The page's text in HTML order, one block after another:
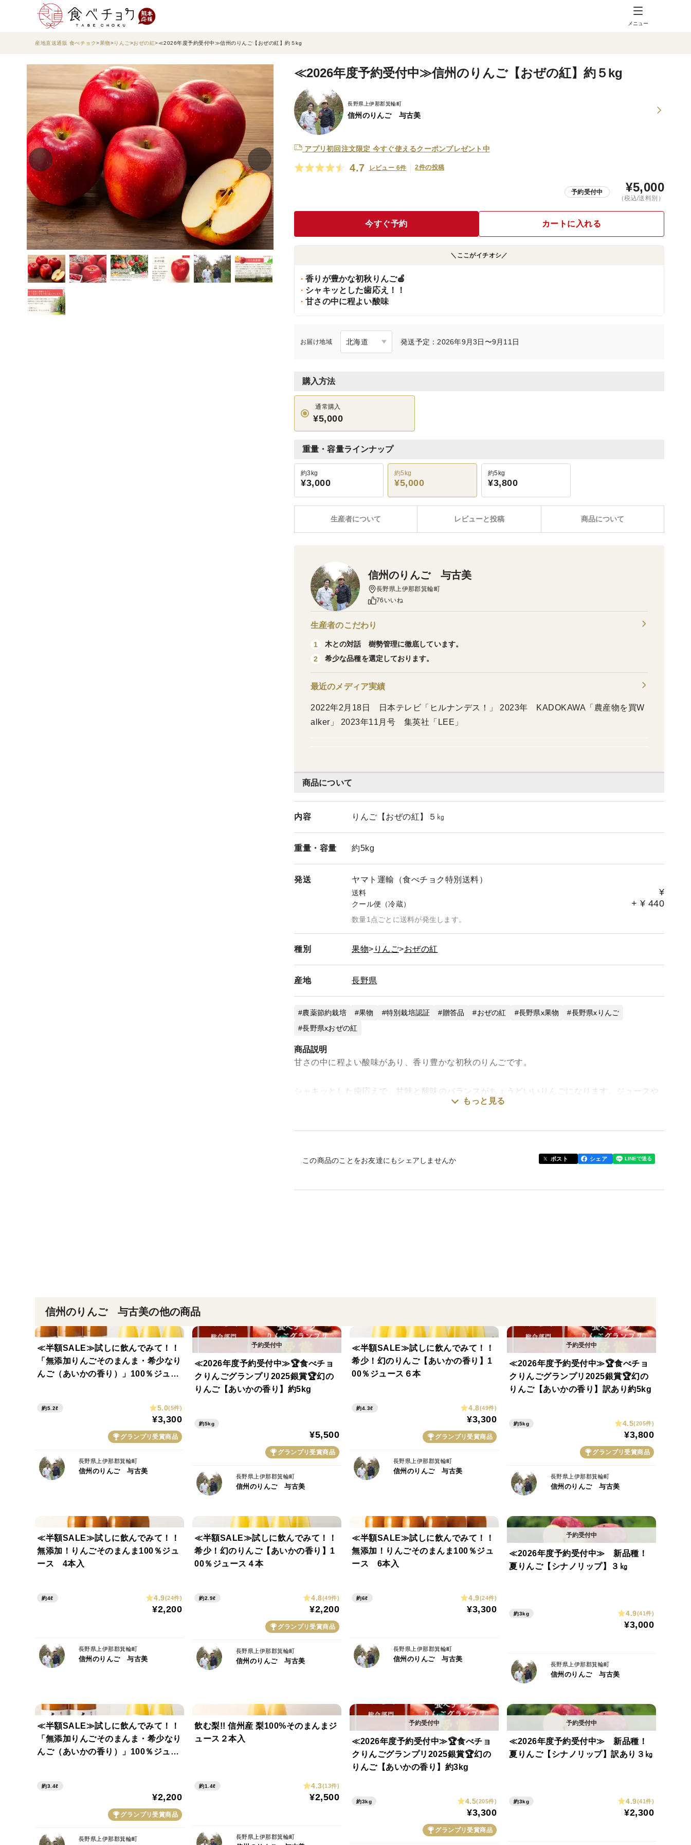
メニュー
産地直送通販 食べチョク 果物 りんご おぜの紅 ≪2026年度予約受付中≫信州のりんご【おぜの紅】約５kg
≪2026年度予約受付中≫信州のりんご【おぜの紅】約５kg
長野県上伊那郡箕輪町
信州のりんご 与古美
アプリ初回注文限定 今すぐ使えるクーポンプレゼント中
4.7 レビュー 6件 2件の投稿
予約受付中 ¥5,000
（税込/送料別）
今すぐ予約 カートに入れる
＼ここがイチオシ／
香りが豊かな初秋りんご🍎
シャキッとした歯応え！！
甘さの中に程よい酸味
お届け地域 発送予定：2026年9月3日〜9月11日
購入方法
通常購入
¥5,000
重量・容量ラインナップ
約3kg
¥3,000
約5kg
¥5,000
約5kg
¥3,800
レビューと投稿 商品について
生産者について
商品について
内容 りんご【おぜの紅】５㎏
重量・ 容量 約5kg
発送 ヤマト運輸（食べチョク特別送料）
送料 ¥
クール便（冷蔵） + ¥ 440
数量1点ごとに送料が発生します。
種別 果物 りんご おぜの紅
産地 長野県
農薬節約栽培 果物 特別栽培認証 贈答品 おぜの紅 長野県x果物
長野県xりんご
長野県xおぜの紅
商品説明
甘さの中に程よい酸味があり、香り豊かな初秋のりんごです。
シャキッとした歯応えで、甘味と酸味のバランスがちょうどいいりんごになります。ジュースや
・おぜの紅[約5kg]
賞味期限:出荷日より約1週間（要冷蔵）
【保存方法について】
🍎りんごは低温で湿度の高いところ（冷蔵庫の野菜室など）で保存してください。
🍎りんごは果物を熟させる働きを持つエチレンガスを放出するため、他の果物や野菜と一緒に保
存する際には注意が必要です。
🍎ポリ袋などに入れて保存することをおすすめします。
🍎保存状態が長いと果肉が軟化してきますので、なるべくお早めにお召し上がりいただければと
思います。
もっと見る
この商品のことをお友達にもシェアしませんか ポスト シェア
信州のりんご 与古美
長野県上伊那郡箕輪町
76いいね
生産者のこだわり
1
木との対話 樹勢管理に徹底しています。
2
希少な品種を選定しております。
最近のメディア実績
2022年2月18日 日本テレビ「ヒルナンデス！」 2023年 KADOKAWA「農産物を買W
alker」 2023年11月号 集英社「LEE」
信州のりんご 与古美の他の商品
≪半額SALE≫試しに飲んでみて！！
「無添加りんごそのまんま・希少なり
んご（あいかの香り）」100％ジュー
約5.2ℓ 5.0(5件)
¥3,300
グランプリ受賞商品
長野県上伊那郡箕輪町
信州のりんご 与古美
≪2026年度予約受付中≫🏆食べチョ
クりんごグランプリ2025銀賞🏆幻の
りんご【あいかの香り】約5kg
約5kg
¥5,500
グランプリ受賞商品
長野県上伊那郡箕輪町
信州のりんご 与古美
≪半額SALE≫試しに飲んでみて！！
希少！幻のりんご【あいかの香り】1
00％ジュース６本
約4.3ℓ 4.8(49件)
¥3,300
グランプリ受賞商品
長野県上伊那郡箕輪町
信州のりんご 与古美
≪2026年度予約受付中≫🏆食べチョ
クりんごグランプリ2025銀賞🏆幻の
りんご【あいかの香り】訳あり約5kg
約5kg 4.5(205件)
¥3,800
グランプリ受賞商品
長野県上伊那郡箕輪町
信州のりんご 与古美
≪半額SALE≫試しに飲んでみて！！
無添加！りんごそのまんま100％ジュ
ース 4本入
約4ℓ 4.9(24件)
¥2,200
長野県上伊那郡箕輪町
信州のりんご 与古美
≪半額SALE≫試しに飲んでみて！！
希少！幻のりんご【あいかの香り】1
00％ジュース４本
約2.9ℓ 4.8(49件)
¥2,200
グランプリ受賞商品
長野県上伊那郡箕輪町
信州のりんご 与古美
≪半額SALE≫試しに飲んでみて！！
無添加！りんごそのまんま100％ジュ
ース 6本入
約6ℓ 4.9(24件)
¥3,300
長野県上伊那郡箕輪町
信州のりんご 与古美
≪2026年度予約受付中≫ 新品種！
夏りんご【シナノリップ】３㎏
約3kg 4.9(41件)
¥3,000
長野県上伊那郡箕輪町
信州のりんご 与古美
≪半額SALE≫試しに飲んでみて！！
「無添加りんごそのまんま・希少なり
んご（あいかの香り）」100％ジュー
約3.4ℓ
¥2,200
グランプリ受賞商品
長野県上伊那郡箕輪町
飲む梨!! 信州産 梨100%そのまんまジ
ュース２本入
約1.4ℓ 4.3(13件)
¥2,500
長野県上伊那郡箕輪町
≪2026年度予約受付中≫🏆食べチョ
クりんごグランプリ2025銀賞🏆幻の
りんご【あいかの香り】約3kg
約3kg 4.5(205件)
¥3,300
グランプリ受賞商品
≪2026年度予約受付中≫ 新品種！
夏りんご【シナノリップ】訳あり３㎏
約3kg 4.9(41件)
¥2,300